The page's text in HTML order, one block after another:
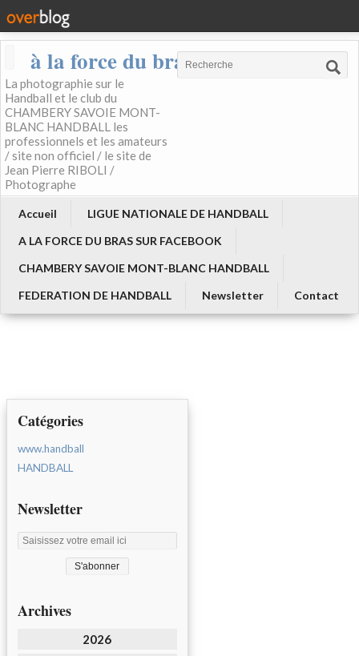
à la force du bras
La photographie sur le
Handball et le club du
CHAMBERY SAVOIE MONT-
BLANC HANDBALL les
professionnels et les amateurs
/ site non officiel / le site de
Jean Pierre RIBOLI /
Photographe
Accueil
LIGUE NATIONALE DE HANDBALL
A LA FORCE DU BRAS SUR FACEBOOK
CHAMBERY SAVOIE MONT-BLANC HANDBALL
FEDERATION DE HANDBALL
Newsletter Contact
Catégories
www.handball
HANDBALL
Newsletter
Archives
2026